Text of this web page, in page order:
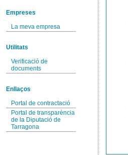
Empreses
La meva empresa
Utilitats
Verificació de
documents
Enllaços
Portal de contractació
Portal de transparència
de la Diputació de
Tarragona